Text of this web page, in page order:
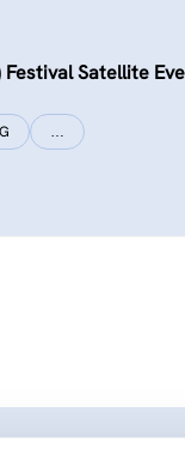
Satellite
…